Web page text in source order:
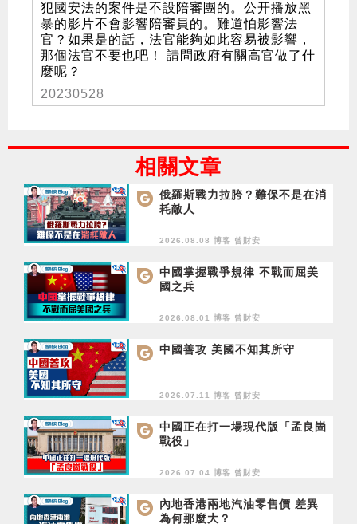
犯國安法的案件是不設陪審團的。公开播放黑
暴的影片不會影響陪審員的。難道怕影響法
官？如果是的話，法官能夠如此容易被影響，
那個法官不要也吧！ 請問政府有關高官做了什
麼呢？
20230528
相關文章
俄羅斯戰力拉胯？難保不是在消
耗敵人
2026.08.08 博客 曾財安
中國掌握戰爭規律 不戰而屈美
國之兵
2026.08.01 博客 曾財安
中國善攻 美國不知其所守
2026.07.11 博客 曾財安
中國正在打一場現代版「孟良崮
戰役」
2026.07.04 博客 曾財安
內地香港兩地汽油零售價 差異
為何那麼大？